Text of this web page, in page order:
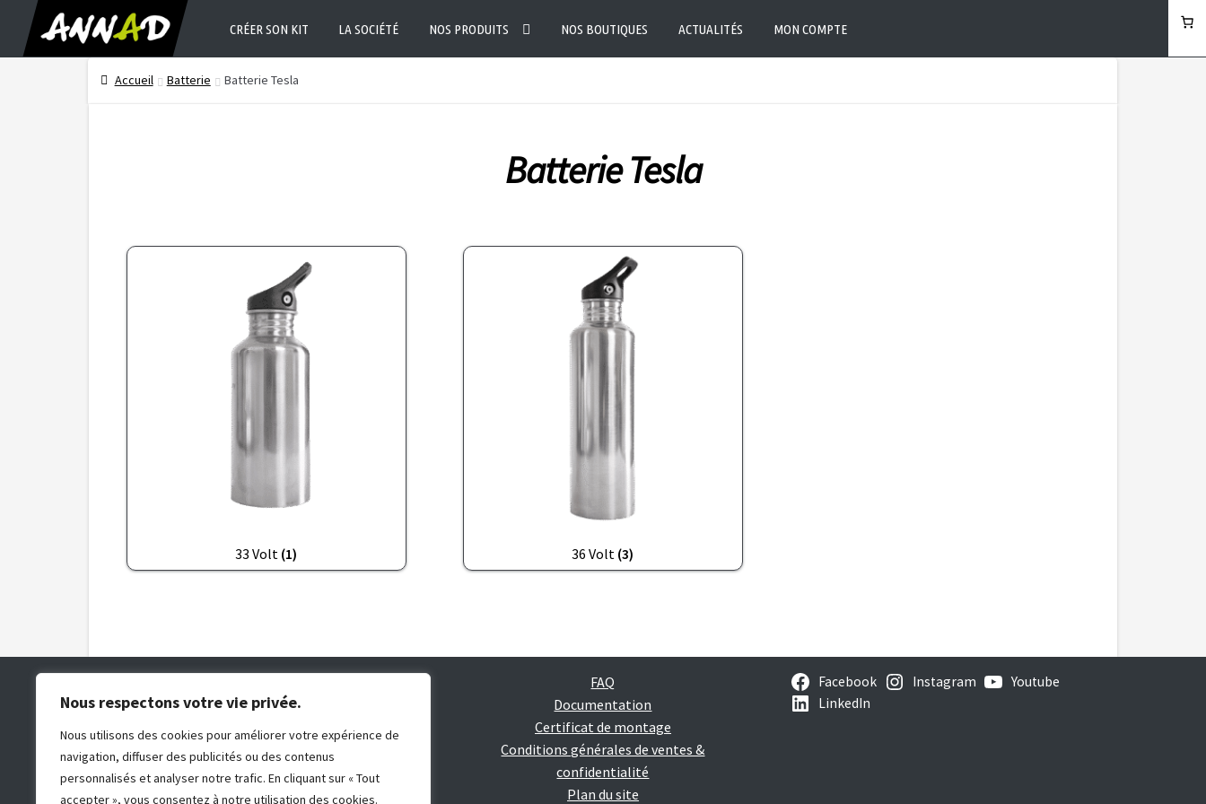
Nous respectons votre vie privée.
Nous utilisons des cookies pour améliorer votre expérience de
navigation, diffuser des publicités ou des contenus
personnalisés et analyser notre trafic. En cliquant sur « Tout
accepter », vous consentez à notre utilisation des cookies.
CRÉER SON KIT LA SOCIÉTÉ NOS PRODUITS NOS BOUTIQUES ACTUALITÉS MON COMPTE
Accueil Batterie Batterie Tesla
Batterie Tesla
33 Volt (1) 36 Volt (3)
Telephone : 09.80.37.11.62
Adresse postale : 8 rue des compagnons, ZA des
fauvins, 05000 Gap
2026 © Annad France - Réalisé par Dahu-
FAQ
Documentation
Certificat de montage
Conditions générales de ventes &
confidentialité
Plan du site
Facebook Instagram
Youtube
LinkedIn